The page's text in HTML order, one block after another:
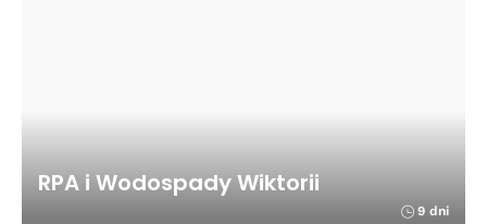
RPA i Wodospady Wiktorii
9 dni